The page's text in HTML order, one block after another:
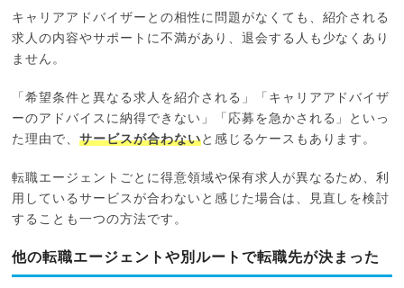
キャリアアドバイザーとの相性に問題がなくても、紹介される
求人の内容やサポートに不満があり、退会する人も少なくあり
ません。
「希望条件と異なる求人を紹介される」「キャリアアドバイザ
ーのアドバイスに納得できない」「応募を急かされる」といっ
た理由で、サービスが合わないと感じるケースもあります。
転職エージェントごとに得意領域や保有求人が異なるため、利
用しているサービスが合わないと感じた場合は、見直しを検討
することも一つの方法です。
他の転職エージェントや別ルートで転職先が決まった